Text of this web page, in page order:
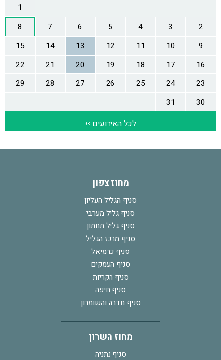
מחוז צפון
סניף הגליל העליון
סניף גליל מערבי
סניף גליל תחתון
סניף מרכז הגליל
סניף כרמיאל
סניף העמקים
סניף הקריות
סניף חיפה
סניף חדרה והשומרון
מחוז השרון
סניף נתניה